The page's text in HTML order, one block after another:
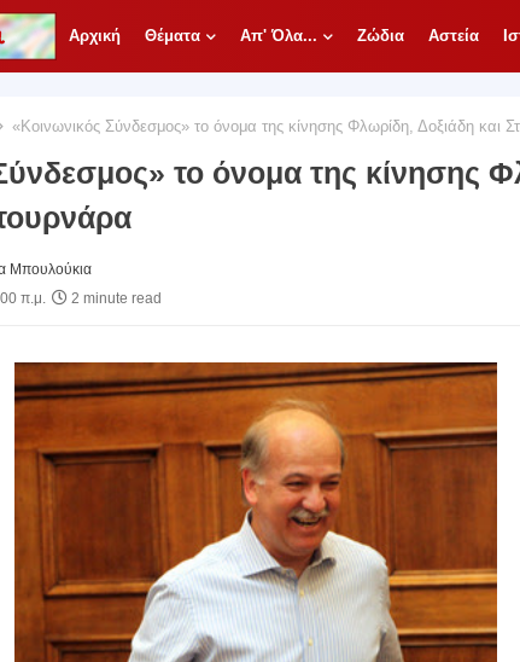
Αρχική Θέματα Απ' Όλα... Ζώδια Αστεία
«Κοινωνικός Σύνδεσμος» το όνομα της κίνησης Φλωρίδη, Δοξιάδη και
το όνομα της κίνησης
Μπουλούκια
π.μ.
2 minute read